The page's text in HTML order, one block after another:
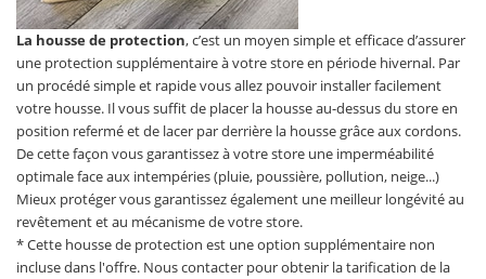
La housse de protection, c’est un moyen simple et efficace d’assurer
une protection supplémentaire à votre store en période hivernal. Par
un procédé simple et rapide vous allez pouvoir installer facilement
votre housse. Il vous suffit de placer la housse au-dessus du store en
position refermé et de lacer par derrière la housse grâce aux cordons.
De cette façon vous garantissez à votre store une imperméabilité
optimale face aux intempéries (pluie, poussière, pollution, neige...)
Mieux protéger vous garantissez également une meilleur longévité au
revêtement et au mécanisme de votre store.
* Cette housse de protection est une option supplémentaire non
incluse dans l'offre. Nous contacter pour obtenir la tarification de la